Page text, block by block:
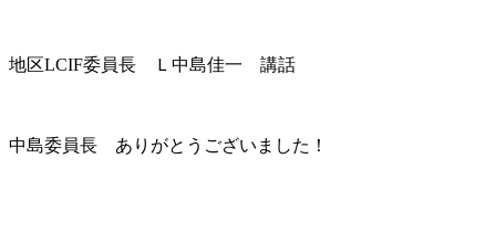
地区LCIF委員長 Ｌ中島佳一 講話
中島委員長 ありがとうございました！